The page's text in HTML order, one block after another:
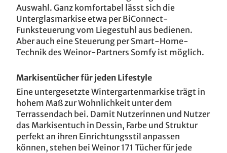
Auswahl. Ganz komfortabel lässt sich die
Unterglasmarkise etwa per BiConnect-
Funksteuerung vom Liegestuhl aus bedienen.
Aber auch eine Steuerung per Smart-Home-
Technik des Weinor-Partners Somfy ist möglich.
Markisentücher für jeden Lifestyle
Eine untergesetzte Wintergartenmarkise trägt in
hohem Maß zur Wohnlichkeit unter dem
Terrassendach bei. Damit Nutzerinnen und Nutzer
das Markisentuch in Dessin, Farbe und Struktur
perfekt an ihren Einrichtungsstil anpassen
können, stehen bei Weinor 171 Tücher für jede